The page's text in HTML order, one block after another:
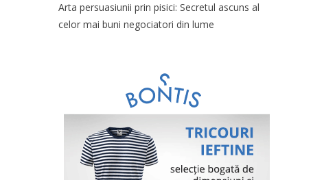
Arta persuasiunii prin pisici: Secretul ascuns al
celor mai buni negociatori din lume